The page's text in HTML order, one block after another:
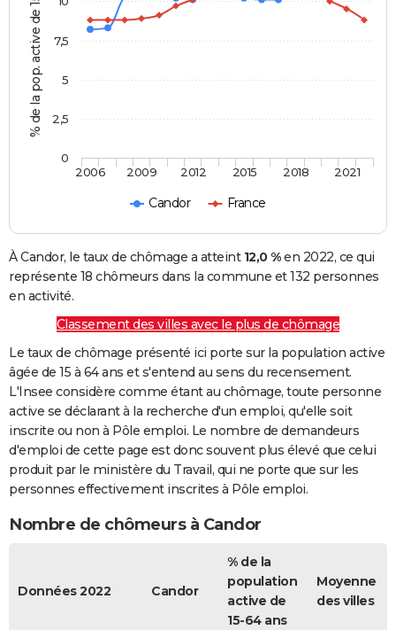
% de la pop. active de 15 - 64 ans
Candor France
2006 2009 2012 2015 2018 2021
0
2,5
5
7,5
À Candor, le taux de chômage a atteint 12,0 %en 2022, ce qui
représente 18 chômeurs dans la commune et 132 personnes
en activité.
Classement des villes avec le plus de chômage
Le taux de chômage présenté ici porte sur la population active
âgée de 15 à 64 ans et s'entend au sens du recensement.
L'Insee considère comme étant au chômage, toute personne
active se déclarant à la recherche d'un emploi, qu'elle soit
inscrite ou non à Pôle emploi. Le nombre de demandeurs
d'emploi de cette page est donc souvent plus élevé que celui
produit par le ministère du Travail, qui ne porte que sur les
personnes effectivement inscrites à Pôle emploi.
Nombre de chômeurs à Candor
Données 2022 Candor
% de la
population
active de
15-64 ans
Moyenne
des villes